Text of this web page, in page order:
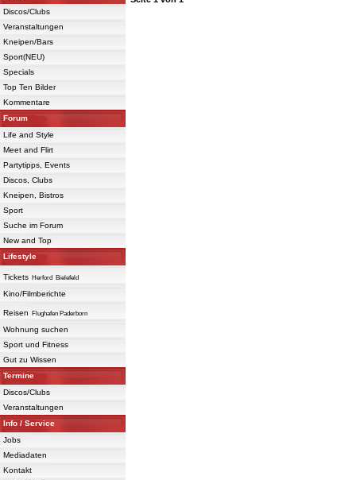
Discos/Clubs
Veranstaltungen
Kneipen/Bars
Sport(NEU)
Specials
Top Ten Bilder
Kommentare
Forum
Life and Style
Meet and Flirt
Partytipps, Events
Discos, Clubs
Kneipen, Bistros
Sport
Suche im Forum
New and Top
Lifestyle
Tickets Herford Bielefeld
Kino/Filmberichte
Reisen Flughafen Paderborn
Wohnung suchen
Sport und Fitness
Gut zu Wissen
Termine
Discos/Clubs
Veranstaltungen
Info / Service
Jobs
Mediadaten
Kontakt